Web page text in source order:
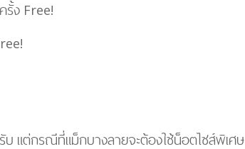
รั้ง Free!
บ แต่กรณีที่แม็กบางลายจะต้องใช้น็อตไซส์พิเศษ